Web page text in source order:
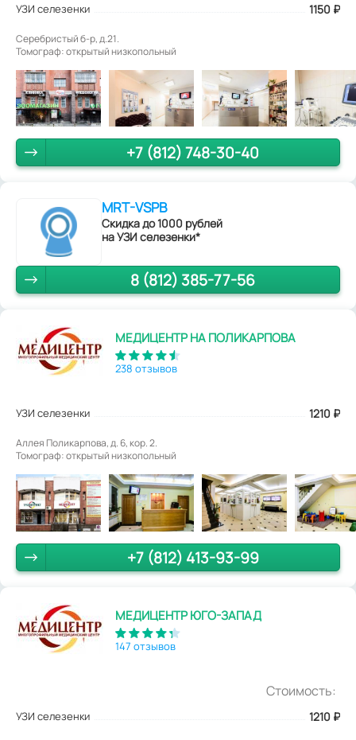
УЗИ селезенки 1150 ₽
Серебристый б-р, д.21.
Томограф: открытый низкопольный
+7 (812) 748-30-40
MRT-VSPB
Скидка до 1000 рублей
на УЗИ селезенки*
8 (812) 385-77-56
МЕДИЦЕНТР НА ПОЛИКАРПОВА
238 отзывов
УЗИ селезенки 1210 ₽
Аллея Поликарпова, д. 6, кор. 2.
Томограф: открытый низкопольный
+7 (812) 413-93-99
МЕДИЦЕНТР ЮГО-ЗАПАД
147 отзывов
Стоимость:
УЗИ селезенки 1210 ₽